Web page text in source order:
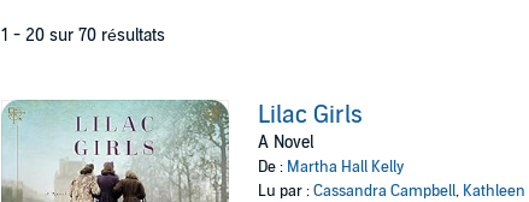
1 - 20 sur 70 résultats
Lilac Girls
A Novel
De : Martha Hall Kelly
Lu par :Cassandra Campbell, Kathleen